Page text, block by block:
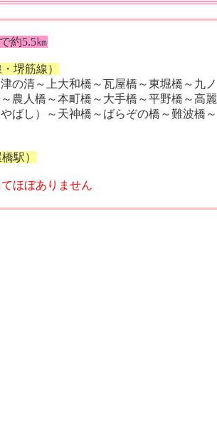
約5.5㎞
堺筋線）
の清～
上大和橋～瓦屋橋～東堀橋～九ノ
農人橋～本町橋～大手橋～平野橋～高麗
ばし）～天神橋～ばらぞの橋～難波橋～
駅）
ほぼありません